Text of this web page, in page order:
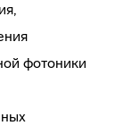
фотоники